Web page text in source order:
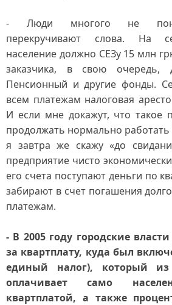
- Люди многого не
перекручивают слова. На
население должно СЕЗу 15 млн
заказчика, в свою
Пенсионный и другие фонды.
всем платежам налоговая
И если мне докажут, что такое
продолжать нормально работать
я завтра же скажу «до
предприятие чисто
его счета поступают деньги по
забирают в счет погашения
платежам.
- В 2005 году городские
за квартплату, куда был
единый налог), который из
оплачивает само
квартплатой, а также